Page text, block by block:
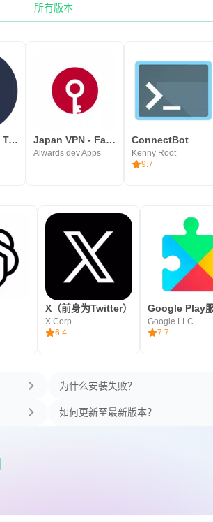
所有版本
SSH Injector - Tunnel VPN Japan VPN - Fast VPN
Alwards dev Apps
ConnectBot
Kenny Root
9.7
X（前身为Twitter）
X Corp.
6.4
Google Play
Google LLC
7.7
为什么安装失败？
如何更新至最新版本？